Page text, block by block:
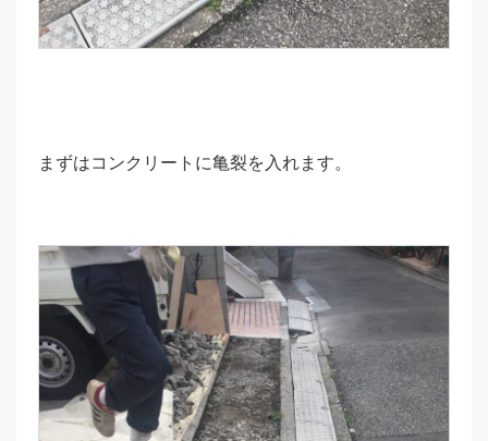
まずはコンクリートに亀裂を入れます。